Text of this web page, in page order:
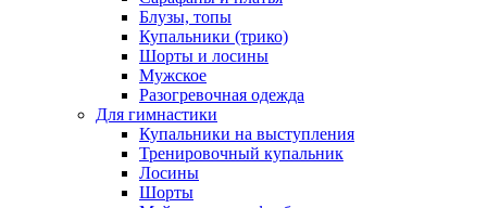
Блузы, топы
Купальники (трико)
Шорты и лосины
Мужское
Разогревочная одежда
Для гимнастики
Купальники на выступления
Тренировочный купальник
Лосины
Шорты